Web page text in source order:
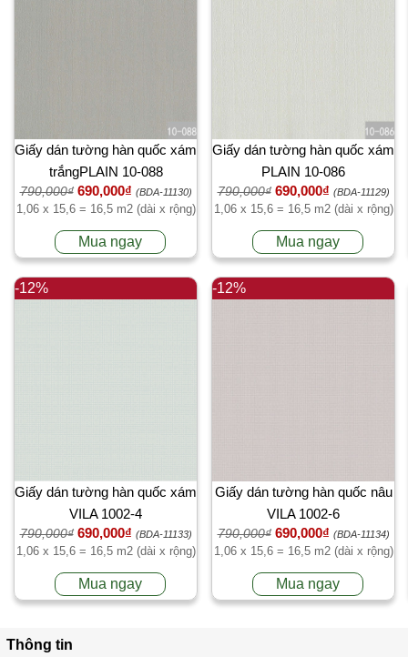
Giấy dán tường hàn quốc xám
trắngPLAIN 10-088
790,000₫ 690,000₫ (BDA-11130)
1,06 x 15,6 = 16,5 m2 (dài x rộng)
Mua ngay
Giấy dán tường hàn quốc xám
PLAIN 10-086
790,000₫ 690,000₫ (BDA-11129)
1,06 x 15,6 = 16,5 m2 (dài x rộng)
Mua ngay
-12%
Giấy dán tường hàn quốc xám
VILA 1002-4
790,000₫ 690,000₫ (BDA-11133)
1,06 x 15,6 = 16,5 m2 (dài x rộng)
Mua ngay
-12%
Giấy dán tường hàn quốc nâu
VILA 1002-6
790,000₫ 690,000₫ (BDA-11134)
1,06 x 15,6 = 16,5 m2 (dài x rộng)
Mua ngay
Thông tin